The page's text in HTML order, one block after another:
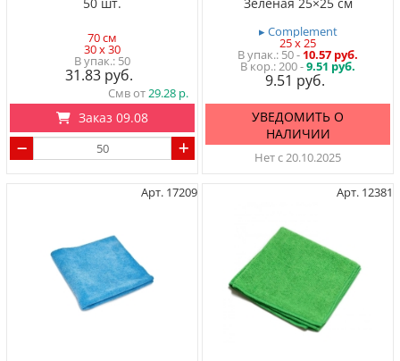
70 см
30 x 30
50
31.83
Смв от29.28
Заказ 09.08
▸ Complement
25 x 25
50- 10.57 руб.
200 -9.51 руб.
9.51
УВЕДОМИТЬ О
НАЛИЧИИ
Нет с 20.10.2025
Арт. 17209 Арт. 12381